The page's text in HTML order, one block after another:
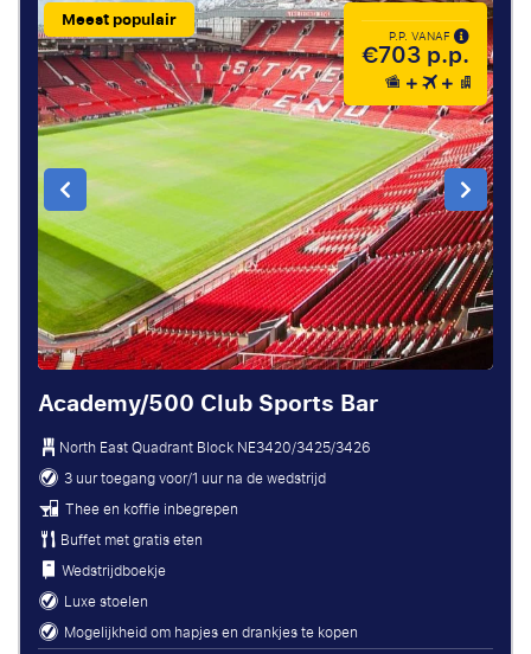
Meest populair
P.P. VANAF
€703 p.p.
Academy/500 Club Sports Bar
North East Quadrant BlockNE3420/3425/3426
3 uur toegang voor/1 uur na de wedstrijd
Thee en koffie inbegrepen
Buffet met gratis eten
Wedstrijdboekje
Luxe stoelen
Mogelijkheid om hapjes en drankjes te kopen